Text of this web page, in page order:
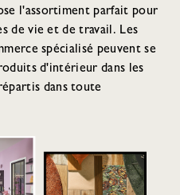
l'assortiment parfait pour
de vie et de travail. Les
spécialisé peuvent se
d'intérieur dans les
dans toute